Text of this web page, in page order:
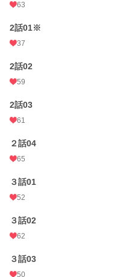
63
2話01※
37
2話02
59
2話03
61
２話04
65
３話01
52
３話02
62
３話03
50